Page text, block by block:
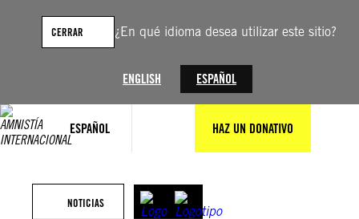
¿En qué idioma desea utilizar este sitio?
ENGLISH ESPAÑOL
CERRAR
ESPAÑOL HAZ UN DONATIVO
contenido
NOTICIAS